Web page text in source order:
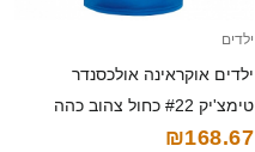
ילדים
ילדים אוקראינה אולכסנדר
טימצ'יק #22 כחול צהוב כהה
הרחק ג'רזי 26-28 חולצה קצרה
₪168.67